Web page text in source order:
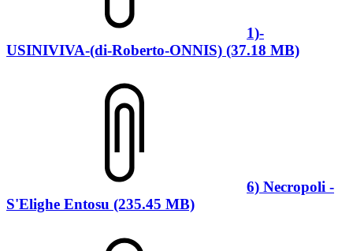
1)-
USINIVIVA-(di-Roberto-ONNIS) (37.18 MB)
6) Necropoli -
S'Elighe Entosu (235.45 MB)